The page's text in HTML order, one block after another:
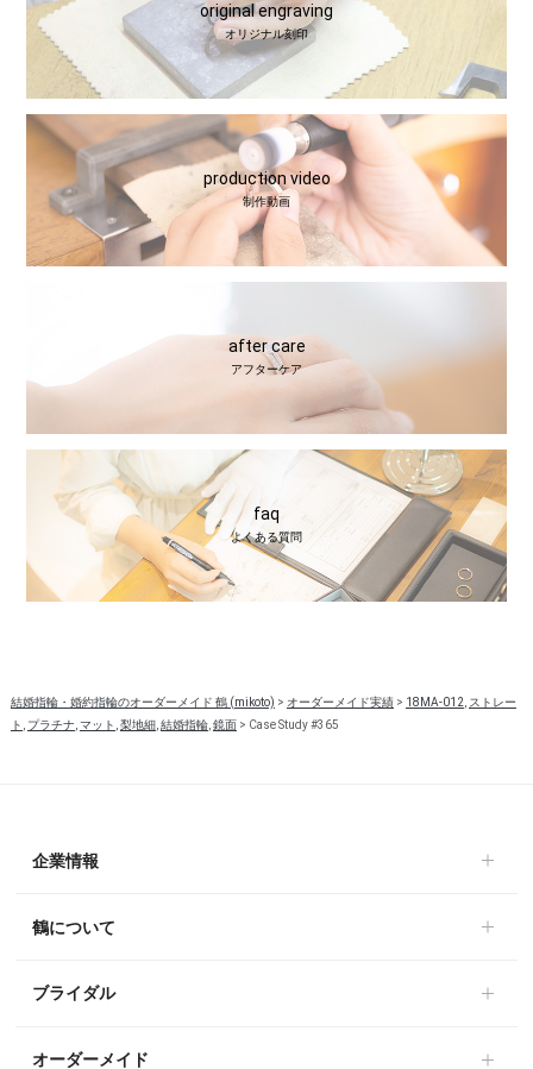
original engraving
オリジナル刻印
production video
制作動画
after care
アフターケア
faq
よくある質問
結婚指輪・婚約指輪のオーダーメイド 鶴 (mikoto) > オーダーメイド実績> 18MA-012, ストレー
ト , プラチナ,マット ,梨地細,結婚指輪,鏡面 > Case Study #365
企業情報
鶴について
ブライダル
オーダーメイド